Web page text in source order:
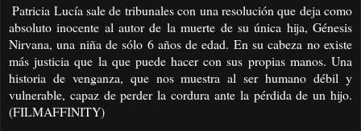
Patricia Lucía sale de tribunales con una resolución que deja como
absoluto inocente al autor de la muerte de su única hija, Génesis
Nirvana, una niña de sólo 6 años de edad. En su cabeza no existe
más justicia que la que puede hacer con sus propias manos. Una
historia de venganza, que nos muestra al ser humano débil y
vulnerable, capaz de perder la cordura ante la pérdida de un hijo.
(FILMAFFINITY)